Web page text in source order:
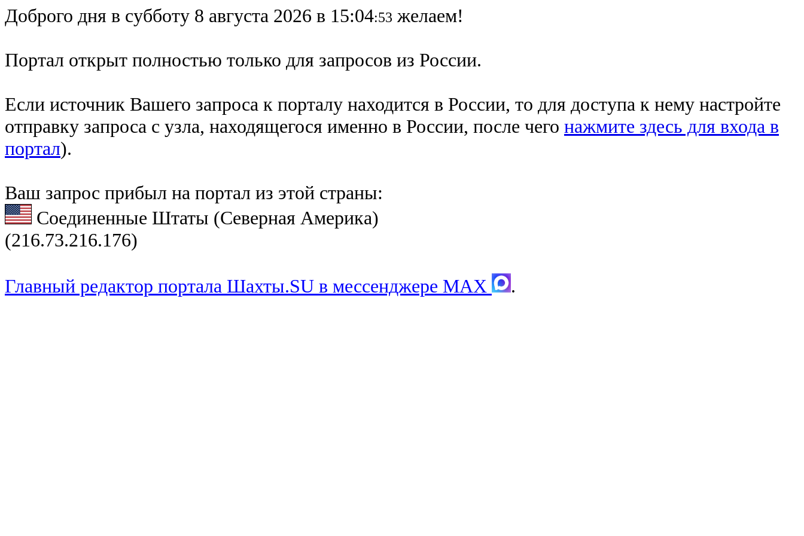
Доброго дня в субботу 8 августа 2026 в 15:04:53 желаем!
Портал открыт полностью только для запросов из России.
Если источник Вашего запроса к порталу находится в России, то для доступа к нему настройте
отправку запроса с узла, находящегося именно в России, после чего нажмите здесь для входа в
портал).
Ваш запрос прибыл на портал из этой страны:
Соединенные Штаты (Северная Америка)
(216.73.216.176)
Главный редактор портала Шахты.SU в мессенджере MAX .